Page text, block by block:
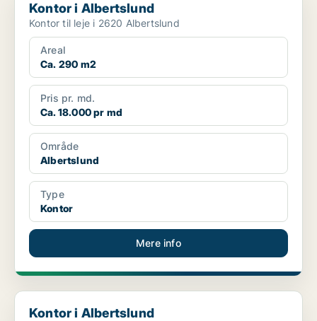
Kontor i Albertslund
Kontor til leje i 2620 Albertslund
Areal
Ca. 290 m2
Pris pr. md.
Ca. 18.000 pr md
Område
Albertslund
Type
Kontor
Mere info
Kontor i Albertslund
Kontor i Albertslund